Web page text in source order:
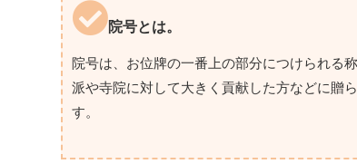
院号とは。
院号は、お位牌の一番上の部分につけられる
派や寺院に対して大きく貢献した方などに贈
す。